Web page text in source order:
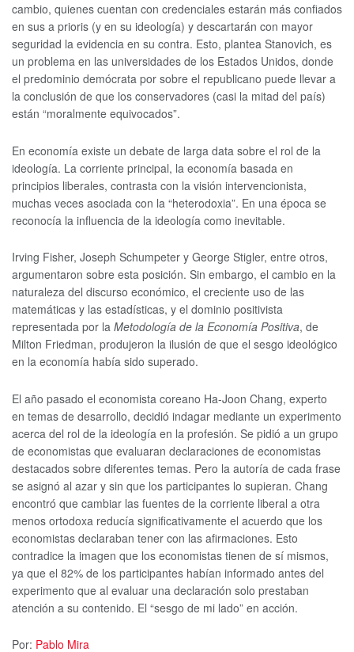
cambio, quienes cuentan con credenciales estarán más confiados
en sus a prioris (y en su ideología) y descartarán con mayor
seguridad la evidencia en su contra. Esto, plantea Stanovich, es
un problema en las universidades de los Estados Unidos, donde
el predominio demócrata por sobre el republicano puede llevar a
la conclusión de que los conservadores (casi la mitad del país)
están “moralmente equivocados”.
En economía existe un debate de larga data sobre el rol de la
ideología. La corriente principal, la economía basada en
principios liberales, contrasta con la visión intervencionista,
muchas veces asociada con la “heterodoxia”. En una época se
reconocía la influencia de la ideología como inevitable.
Irving Fisher, Joseph Schumpeter y George Stigler, entre otros,
argumentaron sobre esta posición. Sin embargo, el cambio en la
naturaleza del discurso económico, el creciente uso de las
matemáticas y las estadísticas, y el dominio positivista
representada por la Metodología de la Economía Positiva, de
Milton Friedman, produjeron la ilusión de que el sesgo ideológico
en la economía había sido superado.
El año pasado el economista coreano Ha-Joon Chang, experto
en temas de desarrollo, decidió indagar mediante un experimento
acerca del rol de la ideología en la profesión. Se pidió a un grupo
de economistas que evaluaran declaraciones de economistas
destacados sobre diferentes temas. Pero la autoría de cada frase
se asignó al azar y sin que los participantes lo supieran. Chang
encontró que cambiar las fuentes de la corriente liberal a otra
menos ortodoxa reducía significativamente el acuerdo que los
economistas declaraban tener con las afirmaciones. Esto
contradice la imagen que los economistas tienen de sí mismos,
ya que el 82% de los participantes habían informado antes del
experimento que al evaluar una declaración solo prestaban
atención a su contenido. El “sesgo de mi lado” en acción.
Por: Pablo Mira